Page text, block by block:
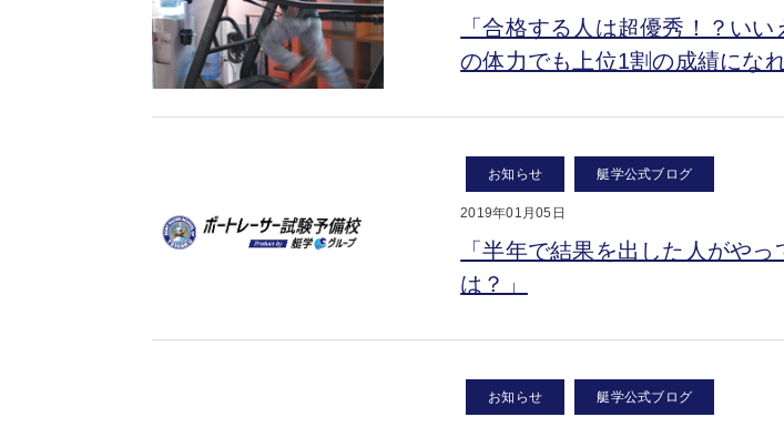
「合格する人は超優秀！？いい
の体力でも上位1割の成績になれ
お知らせ 艇学公式ブログ
2019年01月05日
「半年で結果を出した人がやっ
は？」
お知らせ 艇学公式ブログ